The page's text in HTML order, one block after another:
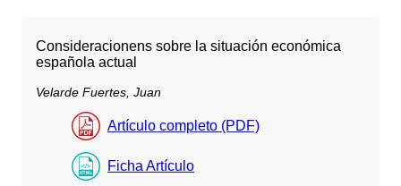
Consideracionens sobre la situación económica
española actual
Velarde Fuertes, Juan
Artículo completo (PDF)
Ficha Artículo